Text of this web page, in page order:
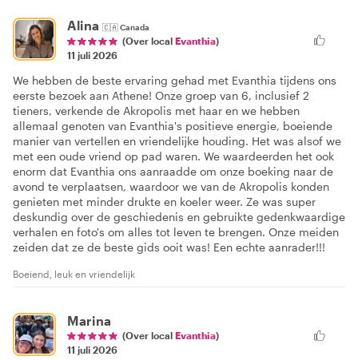
Alina 🇨🇦Canada
(Over local Evanthia)
11 juli 2026
We hebben de beste ervaring gehad met Evanthia tijdens ons
eerste bezoek aan Athene! Onze groep van 6, inclusief 2
tieners, verkende de Akropolis met haar en we hebben
allemaal genoten van Evanthia's positieve energie, boeiende
manier van vertellen en vriendelijke houding. Het was alsof we
met een oude vriend op pad waren. We waardeerden het ook
enorm dat Evanthia ons aanraadde om onze boeking naar de
avond te verplaatsen, waardoor we van de Akropolis konden
genieten met minder drukte en koeler weer. Ze was super
deskundig over de geschiedenis en gebruikte gedenkwaardige
verhalen en foto's om alles tot leven te brengen. Onze meiden
zeiden dat ze de beste gids ooit was! Een echte aanrader!!!
Boeiend, leuk en vriendelijk
Marina
(Over local Evanthia)
11 juli 2026